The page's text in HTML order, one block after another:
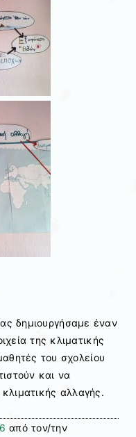
δημιουργήσαμε έναν
της κλιματικής
του σχολείου
και να
αλλαγής.
από τον/την